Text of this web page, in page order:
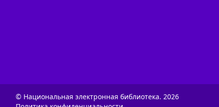
© Национальная электронная библиотека. 2026